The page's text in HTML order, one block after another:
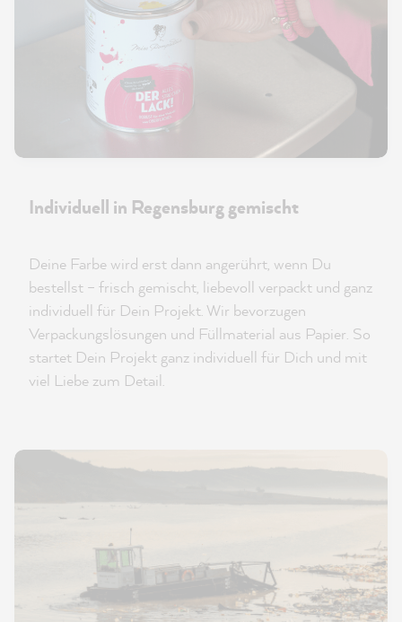
Individuell in Regensburg gemischt
Deine Farbe wird erst dann angerührt, wenn Du
bestellst – frisch gemischt, liebevoll verpackt und ganz
individuell für Dein Projekt. Wir bevorzugen
Verpackungslösungen und Füllmaterial aus Papier. So
startet Dein Projekt ganz individuell für Dich und mit
viel Liebe zum Detail.